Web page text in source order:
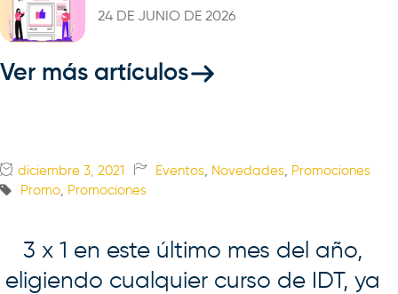
diciembre 3, 2021 Eventos, Novedades, Promociones
Promo, Promociones
3 x 1 en este último mes del año,
eligiendo cualquier curso de IDT, ya
24 DE JUNIO DE 2026
Ver más artículos